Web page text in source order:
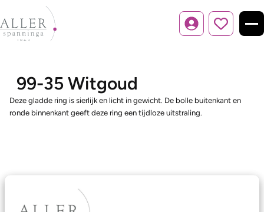
Inloggen
99-35 Witgoud
Deze gladde ring is sierlijk en licht in gewicht. De bolle buitenkant en
ronde binnenkant geeft deze ring een tijdloze uitstraling.
Ons aanbod